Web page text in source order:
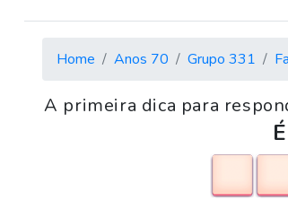
Home Anos 70 Grupo 331
A primeira dica para